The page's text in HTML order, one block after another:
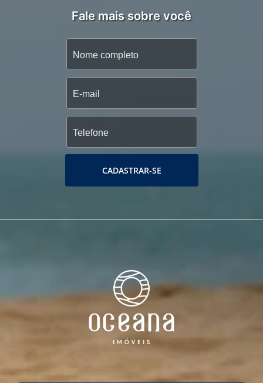
Fale mais sobre você
CADASTRAR-SE